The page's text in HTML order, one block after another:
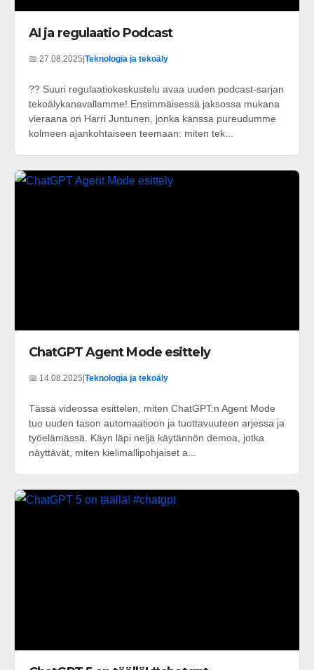
AI ja regulaatio Podcast
📅 27.08.2025 Teknologia ja tekoäly
?? Suuri regulaatiokeskustelu avaa uuden podcast-sarjan
tekoälykanavallamme! Ensimmäisessä jaksossa mukana
vieraana on Harri Juntunen, jonka kanssa pureudumme
kolmeen ajankohtaiseen teemaan: miten tek...
ChatGPT Agent Mode esittely
📅 14.08.2025 Teknologia ja tekoäly
Tässä videossa esittelen, miten ChatGPT:n Agent Mode
tuo uuden tason automaatioon ja tuottavuuteen arjessa ja
työelämässä. Käyn läpi neljä käytännön demoa, jotka
näyttävät, miten kielimallipohjaiset a...